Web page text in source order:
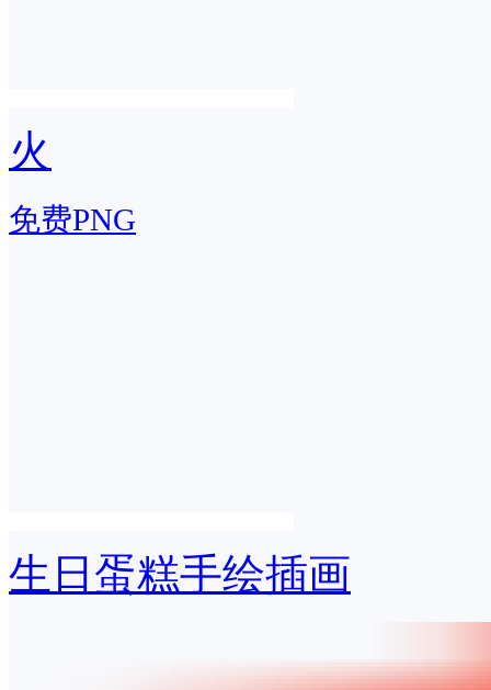
火
免费PNG
生日蛋糕手绘插画